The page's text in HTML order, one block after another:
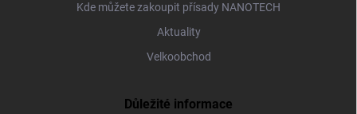
Kde můžete zakoupit přísady NANOTECH
Aktuality
Velkoobchod
Důležité informace